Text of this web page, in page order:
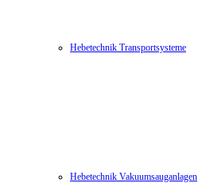
Hebetechnik Transportsysteme
Hebetechnik Vakuumsauganlagen